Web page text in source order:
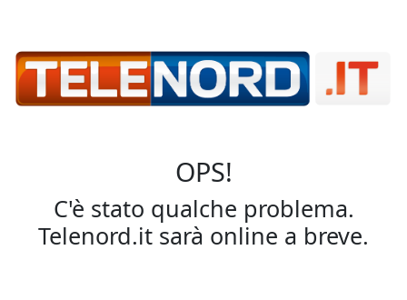
OPS!
C'è stato qualche problema.
Telenord.it sarà online a breve.